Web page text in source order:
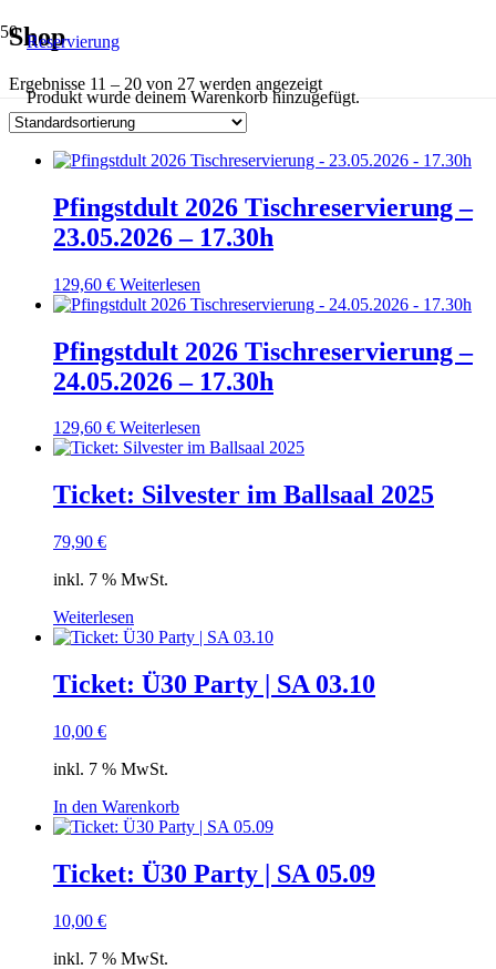
Reservierung
Produkt wurde deinem Warenkorb hinzugefügt.
Shop
Ergebnisse 11 – 20 von 27 werden angezeigt
Pfingstdult 2026 Tischreservierung –
23.05.2026 – 17.30h
129,60 € Weiterlesen
Pfingstdult 2026 Tischreservierung –
24.05.2026 – 17.30h
129,60 € Weiterlesen
Ticket: Silvester im Ballsaal 2025
79,90 €
inkl. 7 % MwSt.
Weiterlesen
Ticket: Ü30 Party | SA 03.10
10,00 €
inkl. 7 % MwSt.
In den Warenkorb
Ticket: Ü30 Party | SA 05.09
10,00 €
inkl. 7 % MwSt.